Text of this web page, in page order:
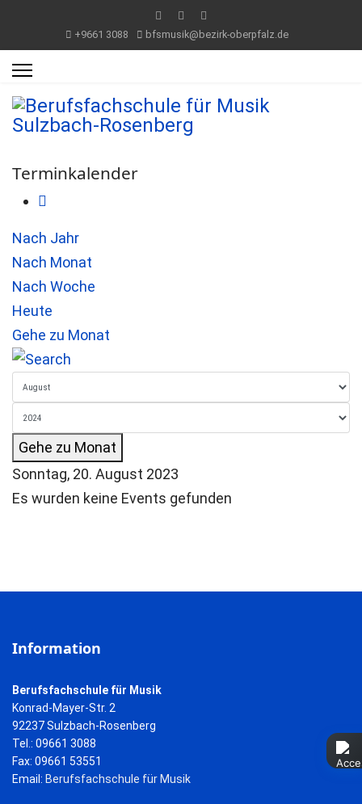
+9661 3088 bfsmusik@bezirk-oberpfalz.de
Terminkalender
Nach Jahr
Nach Monat
Nach Woche
Heute
Gehe zu Monat
Gehe zu Monat
Sonntag, 20. August 2023
Es wurden keine Events gefunden
Information
Berufsfachschule für Musik
Konrad-Mayer-Str. 2
92237 Sulzbach-Rosenberg
Tel.: 09661 3088
Fax: 09661 53551
Email: Berufsfachschule für Musik